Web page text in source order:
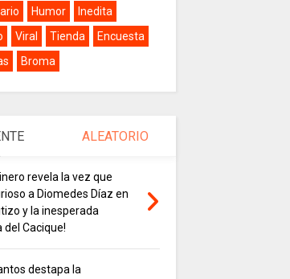
Humor
Inedita
Viral Tienda
Encuesta
Broma
ALEATORIO
revela la vez que
a Diomedes Díaz en
y la inesperada
del Cacique!
destapa la